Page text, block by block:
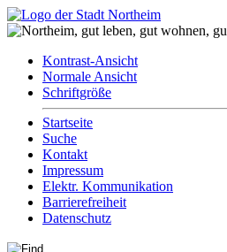
Kontrast-Ansicht
Normale Ansicht
Schriftgröße
Startseite
Suche
Kontakt
Impressum
Elektr. Kommunikation
Barrierefreiheit
Datenschutz